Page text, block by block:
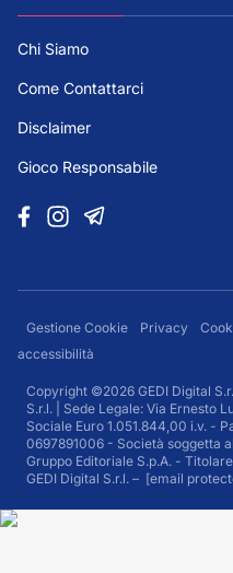
Chi Siamo
Come Contattarci
Disclaimer
Gioco Responsabile
Gestione Cookie Privacy
accessibilità
Copyright ©2026 GEDI Digital
S.r.l. | Sede Legale: Via Ernesto
Sociale Euro 1.051.844,00 i.v. -
0697891006 - Società soggetta
Gruppo Editoriale S.p.A. -
GEDI Digital S.r.l. – [email